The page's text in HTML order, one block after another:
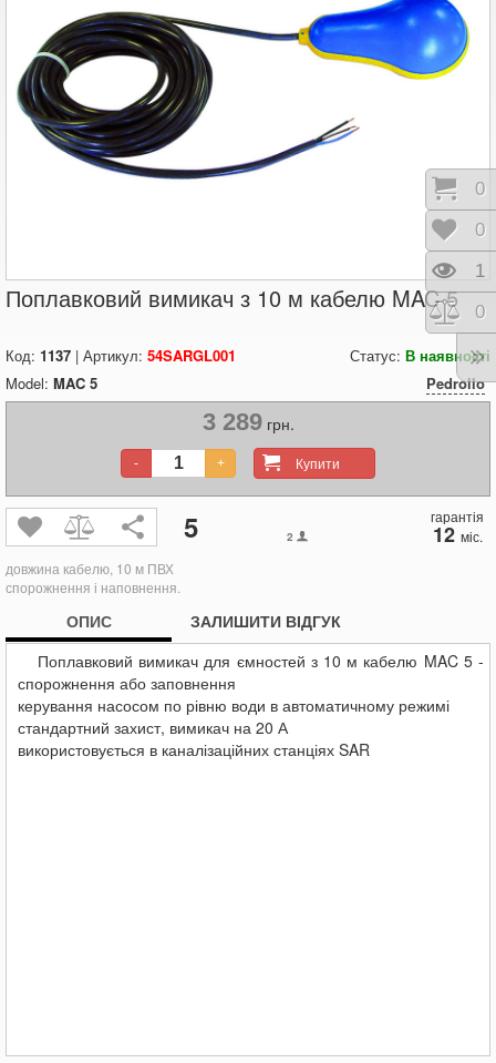
Поплавковий вимикач з 10 м кабелю MAC 5
Код: 1137 | Артикул: 54SARGL001 Статус: В наявності
Model: MAC 5 Pedrollo
3 289грн.
Купити
- +
5 2
гарантія
12 міс.
довжина кабелю, 10 м ПВХ
спорожнення і наповнення.
ОПИС
ЗАЛИШИТИ ВІДГУК
Поплавковий вимикач для ємностей з 10 м кабелю MAC 5 -
спорожнення або заповнення
керування насосом по рівню води в автоматичному режимі
стандартний захист, вимикач на 20 А
використовується в каналізаційних станціях SAR
0
0
1
0